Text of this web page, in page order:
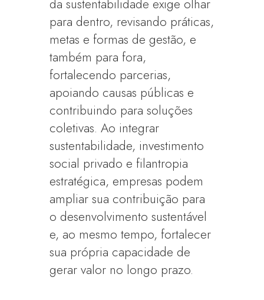
da sustentabilidade exige olhar
para dentro, revisando práticas,
metas e formas de gestão, e
também para fora,
fortalecendo parcerias,
apoiando causas públicas e
contribuindo para soluções
coletivas. Ao integrar
sustentabilidade, investimento
social privado e filantropia
estratégica, empresas podem
ampliar sua contribuição para
o desenvolvimento sustentável
e, ao mesmo tempo, fortalecer
sua própria capacidade de
gerar valor no longo prazo.